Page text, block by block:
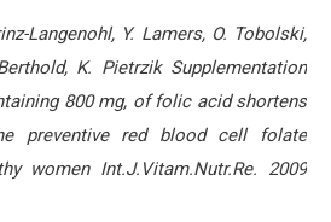
Langenohl, Y. Lamers, O. Tobolski,
K. Pietrzik Supplementation
800 mg, of folic acid shortens
preventive red blood cell folate
women Int.J.Vitam.Nutr.Re. 2009